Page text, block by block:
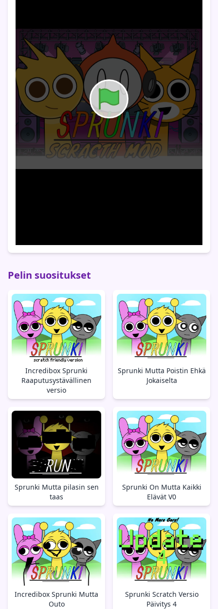
Pelin suositukset
Incredibox Sprunki
Raaputusystävällinen
versio
Sprunki Mutta Poistin Ehkä
Jokaiselta
Sprunki Mutta pilasin sen
taas
Sprunki On Mutta Kaikki
Elävät V0
Incredibox Sprunki Mutta
Outo
Sprunki Scratch Versio
Päivitys 4